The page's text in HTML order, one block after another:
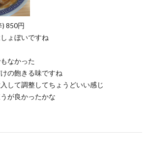
) 850円
ょぼいですね
なかった
の飽きる味ですね
して調整してちょうどいい感じ
が良かったかな